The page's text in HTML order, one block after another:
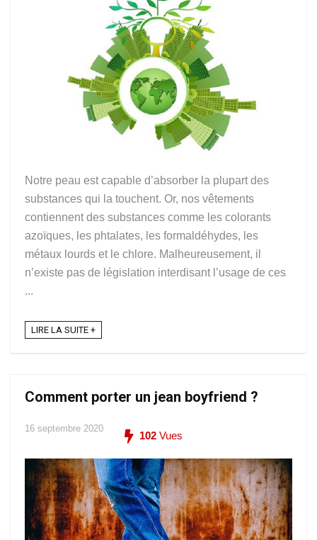
Notre peau est capable d’absorber la plupart des
substances qui la touchent. Or, nos vêtements
contiennent des substances comme les colorants
azoïques, les phtalates, les formaldéhydes, les
métaux lourds et le chlore. Malheureusement, il
n’existe pas de législation interdisant l’usage de ces
...
LIRE LA SUITE +
Comment porter un jean boyfriend ?
16 septembre 2020
102 Vues